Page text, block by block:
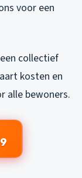
voor een
collectief
kosten en
alle bewoners.